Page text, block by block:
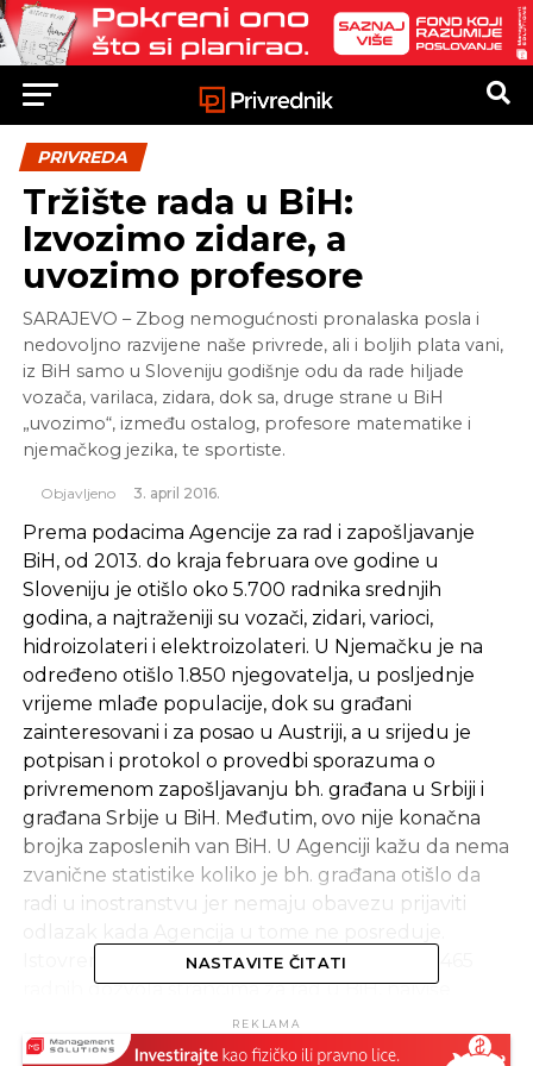
PRIVREDA
Tržište rada u BiH:
Izvozimo zidare, a
uvozimo profesore
SARAJEVO – Zbog nemogućnosti pronalaska posla i
nedovoljno razvijene naše privrede, ali i boljih plata vani,
iz BiH samo u Sloveniju godišnje odu da rade hiljade
vozača, varilaca, zidara, dok sa, druge strane u BiH
„uvozimo“, između ostalog, profesore matematike i
njemačkog jezika, te sportiste.
Objavljeno 3. april 2016.
Prema podacima Agencije za rad i zapošljavanje
BiH, od 2013. do kraja februara ove godine u
Sloveniju je otišlo oko 5.700 radnika srednjih
godina, a najtraženiji su vozači, zidari, varioci,
hidroizolateri i elektroizolateri. U Njemačku je na
određeno otišlo 1.850 njegovatelja, u posljednje
vrijeme mlađe populacije, dok su građani
zainteresovani i za posao u Austriji, a u srijedu je
potpisan i protokol o provedbi sporazuma o
privremenom zapošljavanju bh. građana u Srbiji i
građana Srbije u BiH. Međutim, ovo nije konačna
brojka zaposlenih van BiH. U Agenciji kažu da nema
zvanične statistike koliko je bh. građana otišlo da
radi u inostranstvu jer nemaju obavezu prijaviti
Istovremeno, samo u 2015. godini je izdato 2.465
radnih dozvola strancima za rad u BiH, najviše
državljanima Srbije, te Turske, Kine, Hrvatske i
Italije. „Radne dozvole izdate su osobama koje
NASTAVITE ČITATI
REKLAMA